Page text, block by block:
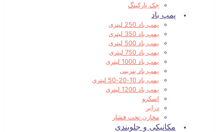
جک پارکینگ
پمپ باد
پمپ باد 250 لیتری
پمپ باد 350 لیتری
پمپ باد 500 لیتری
پمپ باد 750 لیتری
پمپ باد 1000 لیتری
پمپ باد بنزینی
پمپ باد 10-20-50 لیتری
پمپ باد 1200 لیتری
اسکرو
درایر
مخازن تحت فشار
مکانیکی و جلوبندی